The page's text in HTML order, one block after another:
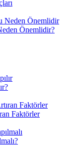
Önemlidir?
Faktörler